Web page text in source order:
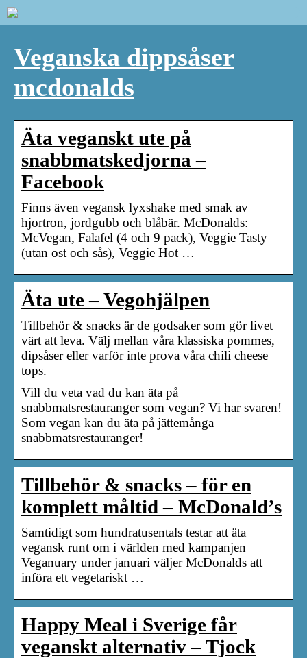
Veganska dippsåser
mcdonalds
Äta veganskt ute på
snabbmatskedjorna –
Facebook
Finns även vegansk lyxshake med smak av
hjortron, jordgubb och blåbär. McDonalds:
McVegan, Falafel (4 och 9 pack), Veggie Tasty
(utan ost och sås), Veggie Hot …
Äta ute – Vegohjälpen
Tillbehör & snacks är de godsaker som gör livet
värt att leva. Välj mellan våra klassiska pommes,
dipsåser eller varför inte prova våra chili cheese
tops.
Vill du veta vad du kan äta på
snabbmatsrestauranger som vegan? Vi har svaren!
Som vegan kan du äta på jättemånga
snabbmatsrestauranger!
Tillbehör & snacks – för en
komplett måltid – McDonald’s
Samtidigt som hundratusentals testar att äta
vegansk runt om i världen med kampanjen
Veganuary under januari väljer McDonalds att
införa ett vegetariskt …
Happy Meal i Sverige får
veganskt alternativ – Tjock